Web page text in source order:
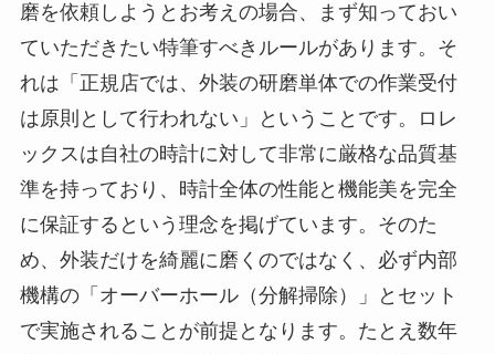
磨を依頼しようとお考えの場合、まず知っておい
ていただきたい特筆すべきルールがあります。そ
れは 「正規店では、外装の研磨単体での作業受付
は原則として行われない」
ということです。ロレ
ックスは自社の時計に対して非常に厳格な品質基
準を持っており、時計全体の性能と機能美を完全
に保証するという理念を掲げています。そのた
め、外装だけを綺麗に磨くのではなく、必ず内部
機構の「オーバーホール（分解掃除）」とセット
で実施されることが前提となります。たとえ数年